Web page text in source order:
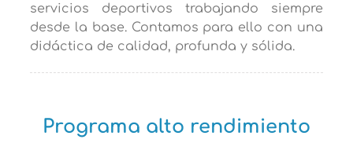
servicios deportivos trabajando siempre
desde la base. Contamos para ello con una
didáctica de calidad, profunda y sólida.
Programa alto rendimiento